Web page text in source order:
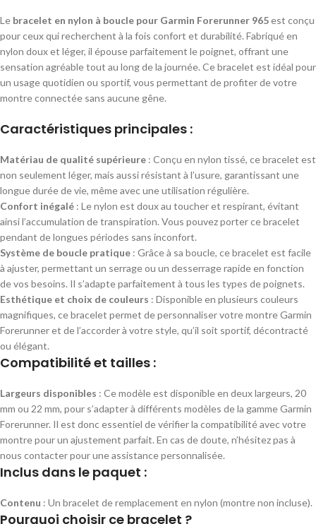
Le bracelet en nylon à boucle pour Garmin Forerunner 965est conçu
pour ceux qui recherchent à la fois confort et durabilité. Fabriqué en
nylon doux et léger, il épouse parfaitement le poignet, offrant une
sensation agréable tout au long de la journée. Ce bracelet est idéal pour
un usage quotidien ou sportif, vous permettant de profiter de votre
montre connectée sans aucune gêne.
Caractéristiques principales :
Matériau de qualité supérieure : Conçu en nylon tissé, ce bracelet est
non seulement léger, mais aussi résistant à l’usure, garantissant une
longue durée de vie, même avec une utilisation régulière.
Confort inégalé : Le nylon est doux au toucher et respirant, évitant
ainsi l’accumulation de transpiration. Vous pouvez porter ce bracelet
pendant de longues périodes sans inconfort.
Système de boucle pratique : Grâce à sa boucle, ce bracelet est facile
à ajuster, permettant un serrage ou un desserrage rapide en fonction
de vos besoins. Il s’adapte parfaitement à tous les types de poignets.
Esthétique et choix de couleurs : Disponible en plusieurs couleurs
magnifiques, ce bracelet permet de personnaliser votre montre Garmin
Forerunner et de l’accorder à votre style, qu’il soit sportif, décontracté
ou élégant.
Compatibilité et tailles :
Largeurs disponibles : Ce modèle est disponible en deux largeurs, 20
mm ou 22 mm, pour s’adapter à différents modèles de la gamme Garmin
Forerunner. Il est donc essentiel de vérifier la compatibilité avec votre
montre pour un ajustement parfait. En cas de doute, n’hésitez pas à
nous contacter pour une assistance personnalisée.
Inclus dans le paquet :
Contenu : Un bracelet de remplacement en nylon (montre non incluse).
Pourquoi choisir ce bracelet ?